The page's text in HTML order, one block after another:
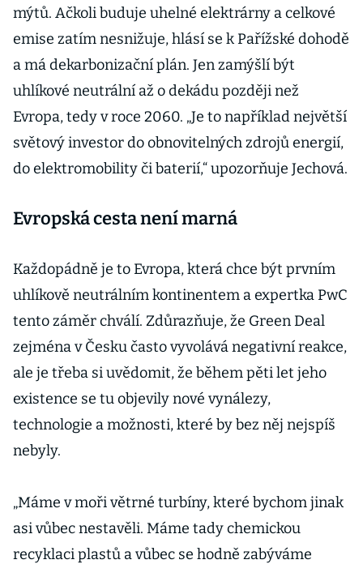
mýtů. Ačkoli buduje uhelné elektrárny a celkové
emise zatím nesnižuje, hlásí se k Pařížské dohodě
a má dekarbonizační plán. Jen zamýšlí být
uhlíkové neutrální až o dekádu později než
Evropa, tedy v roce 2060. „Je to například největší
světový investor do obnovitelných zdrojů energií,
do elektromobility či baterií,“ upozorňuje Jechová.
Evropská cesta není marná
Každopádně je to Evropa, která chce být prvním
uhlíkově neutrálním kontinentem a expertka PwC
tento záměr chválí. Zdůrazňuje, že Green Deal
zejména v Česku často vyvolává negativní reakce,
ale je třeba si uvědomit, že během pěti let jeho
existence se tu objevily nové vynálezy,
technologie a možnosti, které by bez něj nejspíš
nebyly.
„Máme v moři větrné turbíny, které bychom jinak
asi vůbec nestavěli. Máme tady chemickou
recyklaci plastů a vůbec se hodně zabýváme